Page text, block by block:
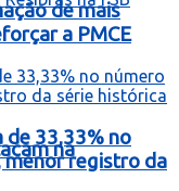
na
de mais
a PMCE
de 33,33% no
menor registro da